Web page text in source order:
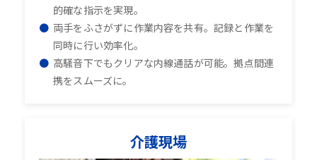
的確な指示を実現。
両手をふさがずに作業内容を共有。記録と作業を
同時に行い効率化。
高騒音下でもクリアな内線通話が可能。拠点間連
携をスムーズに。
介護現場